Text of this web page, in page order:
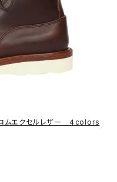
エクセルレザー ４colors